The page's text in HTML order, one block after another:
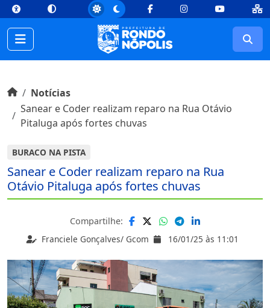
topConteúdo [1] Menu Principal [2] Busca [3] Rodapé [4]
FacebookInstagramYoutube
Início do conteúdo
InícioNotícias
Sanear e Coder realizam reparo na Rua Otávio
Pitaluga após fortes chuvas
BURACO NA PISTA
Sanear e Coder realizam reparo na Rua
Otávio Pitaluga após fortes chuvas
Franciele Gonçalves/ Gcom 16/01/25 às 11:01
Compartilhe: